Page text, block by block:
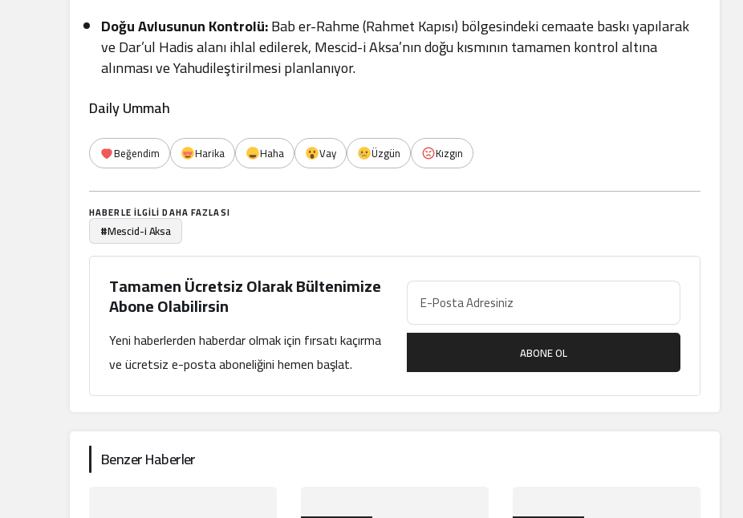
Doğu Avlusunun Kontrolü:Bab er-Rahme (Rahmet Kapısı) bölgesindeki cemaate baskı yapılarak
ve Dar’ul Hadis alanı ihlal edilerek, Mescid-i Aksa’nın doğu kısmının tamamen kontrol altına
alınması ve Yahudileştirilmesi planlanıyor.
Daily Ummah
Beğendim Harika Haha Vay Üzgün Kızgın
HABERLE ILGILI DAHA FAZLASI
#Mescid-i Aksa
Tamamen Ücretsiz Olarak Bültenimize
Abone Olabilirsin
Yeni haberlerden haberdar olmak için fırsatı kaçırma
ve ücretsiz e-posta aboneliğini hemen başlat.
ABONE OL
Benzer Haberler